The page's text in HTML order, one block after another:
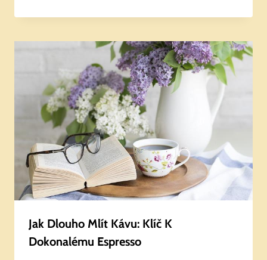
Jak Dlouho Mlít Kávu: Klíč K
Dokonalému Espresso